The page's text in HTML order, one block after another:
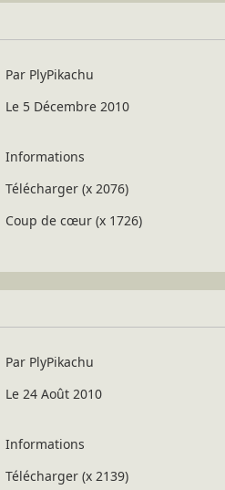
Par PlyPikachu
Le 5 Décembre 2010
Informations
Télécharger (x 2076)
Coup de cœur (x 1726)
Par PlyPikachu
Le 24 Août 2010
Informations
Télécharger (x 2139)